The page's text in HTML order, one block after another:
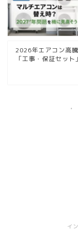
2026年エアコン高
「工事・保証セッ
イ